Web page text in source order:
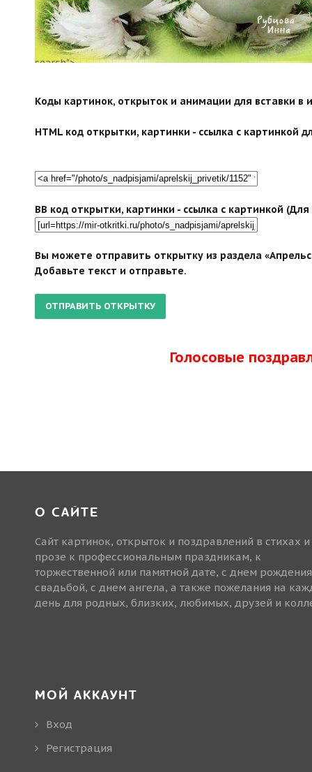
search">
Коды картинок, открыток и анимации для вставки в
HTML код открытки, картинки - ссылка с картинкой
BB код открытки, картинки - ссылка с картинкой
Вы можете отправить открытку из раздела
Добавьте текст и отправьте.
Голосовые
О САЙТЕ
Сайт картинок, открыток и поздравлений в стихах и
прозе к профессиональным праздникам, к
торжественной или памятной дате, с днем
свадьбой, с днем ангела, а также пожелания на
день для родных, близких, любимых, друзей и
МОЙ АККАУНТ
Вход
Регистрация